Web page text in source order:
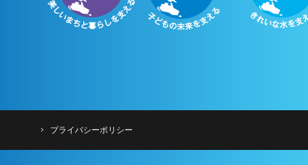
プライバシーポリシー